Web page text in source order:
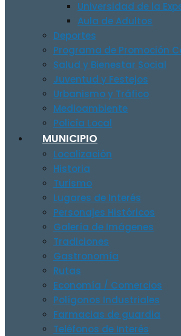
Universidad de la
Aula de Adultos
Deportes
Programa de Promoción
Salud y Bienestar Social
Juventud y Festejos
Urbanismo y Tráfico
Medioambiente
Policía Local
MUNICIPIO
Localización
Historia
Turismo
Lugares de Interés
Personajes Históricos
Galería de Imágenes
Tradiciones
Gastronomía
Rutas
Economía / Comercios
Polígonos Industriales
Farmacias de guardia
Teléfonos de Interés